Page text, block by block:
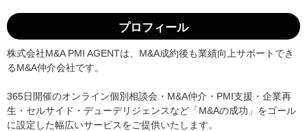
プロフィール
株式会社M&A PMI AGENTは、M&A成約後も業績向上サポートでき
るM&A仲介会社です。
365日開催のオンライン個別相談会・M&A仲介・PMI支援・企業再
生・セルサイド・デューデリジェンスなど「M&Aの成功」をゴール
に設定した幅広いサービスをご提供いたします。